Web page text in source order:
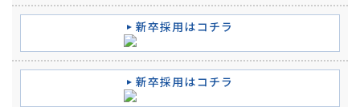
新卒採用はコチラ
新卒採用はコチラ